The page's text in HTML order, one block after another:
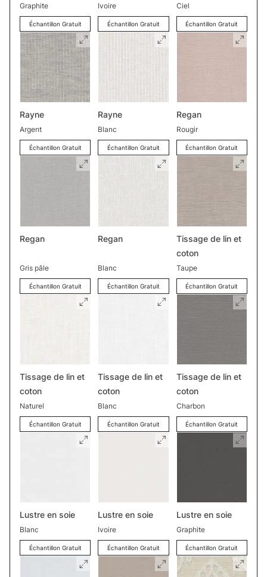
Graphite
Échantillon Gratuit
Ivoire
Échantillon Gratuit
Ciel
Échantillon Gratuit
Rayne
Argent
Échantillon Gratuit
Rayne
Blanc
Échantillon Gratuit
Regan
Rougir
Échantillon Gratuit
Regan
Gris pâle
Échantillon Gratuit
Regan
Blanc
Échantillon Gratuit
Tissage de lin et
coton
Taupe
Échantillon Gratuit
Tissage de lin et
coton
Naturel
Échantillon Gratuit
Tissage de lin et
coton
Blanc
Échantillon Gratuit
Tissage de lin et
coton
Charbon
Échantillon Gratuit
Lustre en soie
Blanc
Échantillon Gratuit
Lustre en soie
Ivoire
Échantillon Gratuit
Lustre en soie
Graphite
Échantillon Gratuit